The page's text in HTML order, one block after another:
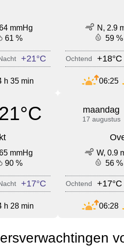
mmHg
61 %
+21°C
h 35 min
N, 2.9
59 %
Ochtend +18°C
06:25
mmHg
90 %
+17°C
h 28 min
maandag
17 augustus
W, 0.9
56 %
Ochtend +17°C
06:28